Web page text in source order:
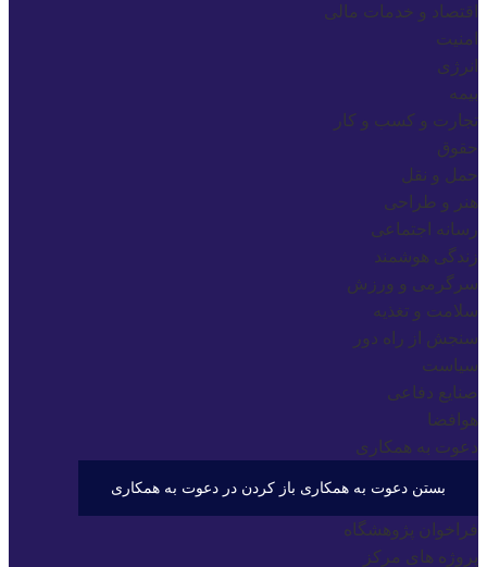
اقتصاد و خدمات مالی
امنیت
انرژی
بیمه
تجارت و کسب و کار
حقوق
حمل و نقل
هنر و طراحی
رسانه اجتماعی
زندگی هوشمند
سرگرمی و ورزش
سلامت و تغذیه
سنجش از راه دور
سیاست
صنایع دفاعی
هوافضا
دعوت به همکاری
بستن دعوت به همکاری باز کردن در دعوت به همکاری
فراخوان پژوهشگاه
پروژه های مرکز